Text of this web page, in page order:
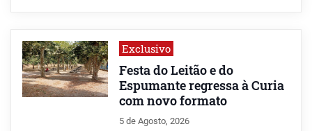
Exclusivo
Festa do Leitão e do
Espumante regressa à Curia
com novo formato
5 de Agosto, 2026